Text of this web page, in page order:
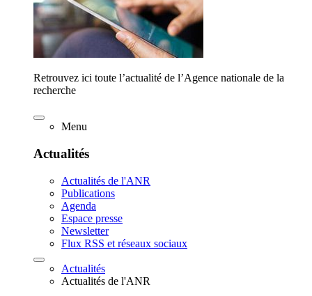
Retrouvez ici toute l’actualité de l’Agence nationale de la
recherche
Menu
Actualités
Actualités de l'ANR
Publications
Agenda
Espace presse
Newsletter
Flux RSS et réseaux sociaux
Actualités
Actualités de l'ANR